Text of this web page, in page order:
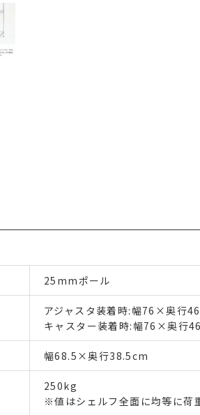
25mmポール
アジャスタ装着時:幅76×奥行
キャスター装着時:幅76×奥行
幅68.5×奥行38.5cm
250kg
※値はシェルフ全面に均等に荷